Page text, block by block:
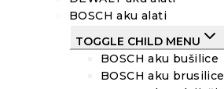
BOSCH aku alati
TOGGLE CHILD MENU
BOSCH aku bušilice
BOSCH aku brusilice